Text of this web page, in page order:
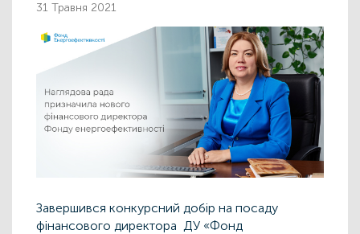
31 Травня 2021
Завершився конкурсний добір на посаду
фінансового директора ДУ «Фонд